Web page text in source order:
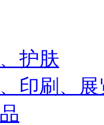
护肤
印刷、展